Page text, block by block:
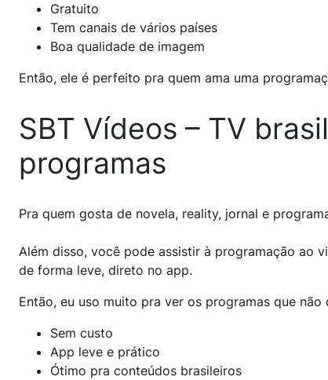
Gratuito
Tem canais de vários países
Boa qualidade de imagem
Então, ele é perfeito pra quem ama uma
SBT Vídeos – TV
programas
Pra quem gosta de novela, reality, jornal e
Além disso, você pode assistir à programação ao
de forma leve, direto no app.
Então, eu uso muito pra ver os programas que
Sem custo
App leve e prático
Ótimo pra conteúdos brasileiros